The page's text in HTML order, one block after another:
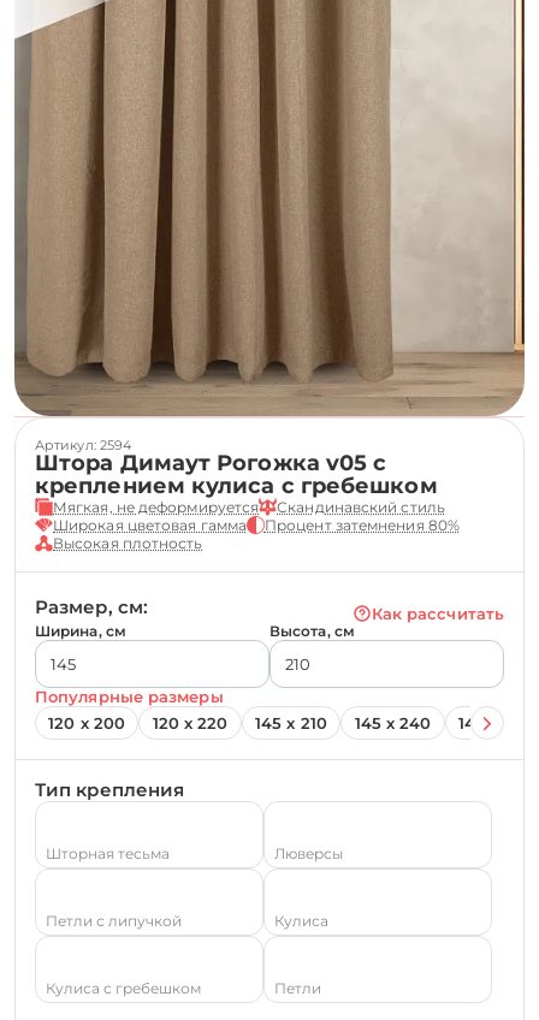
Артикул: 2594
Штора Димаут Рогожка v05 с
креплением кулиса с гребешком
Мягкая, не деформируется
Скандинавский стиль
Широкая цветовая гамма
Процент затемнения 80%
Высокая плотность
Размер, см: Как рассчитать
Ширина, см Высота, см
Популярные размеры
120 х 200
120 х 220 145 х 210 145 х 240 145 х 260
Тип крепления
Шторная тесьма Люверсы
Петли с липучкой Кулиса
Кулиса с гребешком Петли